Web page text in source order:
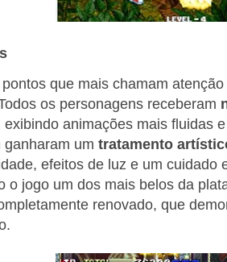
pontos que mais chamam
os personagens receberam
exibindo animações mais fluidas
ganharam um tratamento
efeitos de luz e um cuidado
o jogo um dos mais belos da
renovado, que